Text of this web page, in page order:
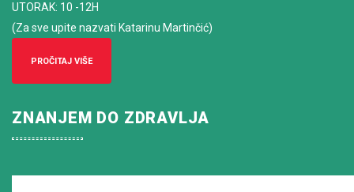
UTORAK: 10 -12H
(Za sve upite nazvati Katarinu Martinčić)
PROČITAJ VIŠE
ZNANJEM DO ZDRAVLJA